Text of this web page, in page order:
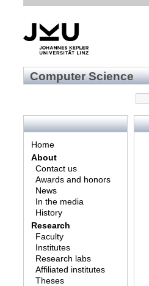
Computer Science
Home
About
Contact us
Awards and honors
News
In the media
History
Research
Faculty
Institutes
Research labs
Affiliated institutes
Theses